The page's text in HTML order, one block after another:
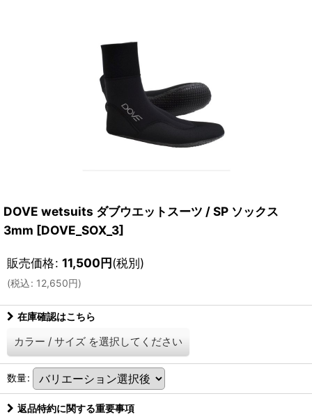
DOVE wetsuits ダブウエットスーツ / SP ソックス
3mm [DOVE_SOX_3]
販売価格: 11,500円(税別)
(税込: 12,650円)
在庫確認はこちら
カラー / サイズ を選択してください
数量:
返品特約に関する重要事項